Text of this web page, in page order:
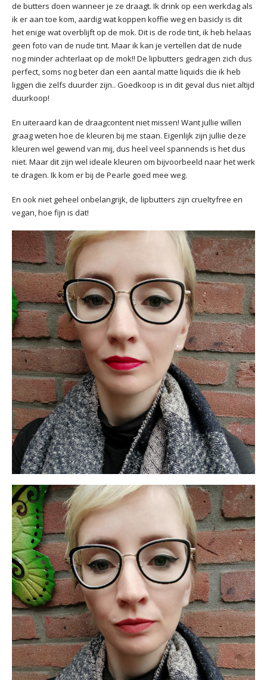
de butters doen wanneer je ze draagt. Ik drink op een werkdag als
ik er aan toe kom, aardig wat koppen koffie weg en basicly is dit
het enige wat overblijft op de mok. Dit is de rode tint, ik heb helaas
geen foto van de nude tint. Maar ik kan je vertellen dat de nude
nog minder achterlaat op de mok!! De lipbutters gedragen zich dus
perfect, soms nog beter dan een aantal matte liquids die ik heb
liggen die zelfs duurder zijn.. Goedkoop is in dit geval dus niet altijd
duurkoop!
En uiteraard kan de draagcontent niet missen! Want jullie willen
graag weten hoe de kleuren bij me staan. Eigenlijk zijn jullie deze
kleuren wel gewend van mij, dus heel veel spannends is het dus
niet. Maar dit zijn wel ideale kleuren om bijvoorbeeld naar het werk
te dragen. Ik kom er bij de Pearle goed mee weg.
En ook niet geheel onbelangrijk, de lipbutters zijn crueltyfree en
vegan, hoe fijn is dat!